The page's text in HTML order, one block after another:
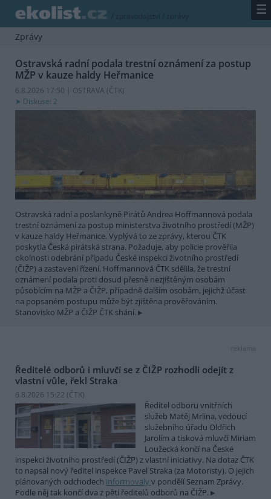
/ zpravodajství / zprávy ☰
Zprávy
Ostravská radní podala trestní oznámení za postup
MŽP v kauze haldy Heřmanice
6.8.2026 17:50 | OSTRAVA (ČTK)
Diskuse: 2
Ostravská radní a poslankyně Pirátů Andrea Hoffmannová podala
trestní oznámení za postup ministerstva životního prostředí (MŽP)
v kauze haldy Heřmanice. Vyplývá to ze zprávy, kterou ČTK
poskytla Česká pirátská strana. Požaduje, aby policie prověřila
okolnosti odebrání případu České inspekci životního prostředí
(ČIŽP) a zastavení řízení. Hoffmannová ČTK sdělila, že trestní
oznámení podala proti dosud přesně nezjištěným osobám
působícím na MŽP a ČIŽP, případně dalším osobám, jejichž účast
na popsaném postupu může být zjištěna prověřováním.
Stanovisko MŽP a ČIŽP ČTK shání.
reklama
Ředitelé odborů i mluvčí se z ČIŽP rozhodli odejít z
vlastní vůle, řekl Straka
6.8.2026 15:22 (ČTK)
Ředitel odboru vnitřních
služeb Matěj Mrlina, vedoucí
služebního úřadu Oldřich
Jarolím a tisková mluvčí Miriam
Loužecká končí na České
inspekci životního prostředí (ČIŽP) z vlastní iniciativy. Na dotaz ČTK
to napsal nový ředitel inspekce Pavel Straka (za Motoristy). O jejich
plánovaných odchodech informovaly v pondělí Seznam Zprávy.
Podle něj tak končí dva z pěti ředitelů odborů na ČIŽP.